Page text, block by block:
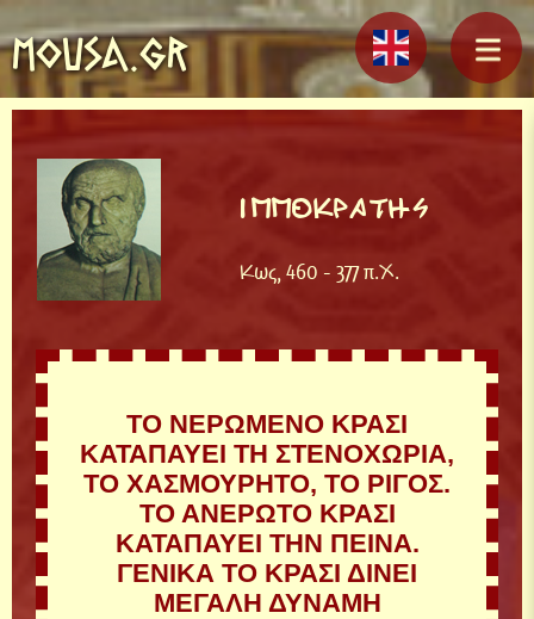
MOUSA.GR
ΙΠΠΟΚΡΑΤΗΣ
Κως, 460 - 377 π.Χ.
ΤΟ ΝΕΡΩΜΕΝΟ ΚΡΑΣΙ
ΚΑΤΑΠΑΥΕΙ ΤΗ ΣΤΕΝΟΧΩΡΙΑ,
ΤΟ ΧΑΣΜΟΥΡΗΤΟ, ΤΟ ΡΙΓΟΣ.
ΤΟ ΑΝΕΡΩΤΟ ΚΡΑΣΙ
ΚΑΤΑΠΑΥΕΙ ΤΗΝ ΠΕΙΝΑ.
ΓΕΝΙΚΑ ΤΟ ΚΡΑΣΙ ΔΙΝΕΙ
ΜΕΓΑΛΗ ΔΥΝΑΜΗ